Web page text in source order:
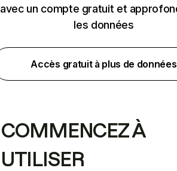
avec un compte gratuit et
les données
Accès gratuit à plus de données
COMMENCEZ À
UTILISER